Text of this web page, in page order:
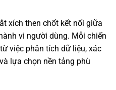
xích then chốt kết nối giữa
vi người dùng. Mỗi chiến
việc phân tích dữ liệu, xác
lựa chọn nền tảng phù